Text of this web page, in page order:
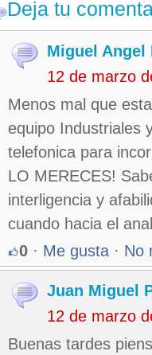
Deja tu
Miguel Angel
12 de marzo
Menos mal que
equipo Industriales
telefonica para
LO MERECES!
interligencia y
cuando hacia el
0 · Me gusta · No
Juan Miguel
12 de marzo
Buenas tardes